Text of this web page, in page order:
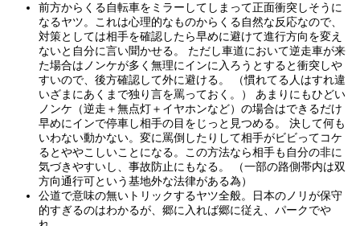
前方からくる自転車をミラーしてしまって正面衝突しそうに
なるヤツ。これは心理的なものからくる自然な反応なので、
対策としては相手を確認したら早めに避けて進行方向を変え
ないと自分に言い聞かせる。 ただし車道において逆走車が来
た場合はノンケが多く無理にインに入ろうとすると衝突しや
すいので、後方確認して外に避ける。 （慣れてる人はすれ違
いざまにあくまで独り言を罵っておく。） あまりにもひどい
ノンケ（逆走＋無点灯＋イヤホンなど）の場合はできるだけ
早めにインで停車し相手の目をじっと見つめる。 決して何も
いわない動かない。変に罵倒したりして相手がビビってコケ
るとややこしいことになる。この方法なら相手も自分の非に
気づきやすいし、事故防止にもなる。 （一部の路側帯内は双
方向通行可という基地外な法律がある為）
公道で意味の無いトリックするヤツ全般。日本のノリが保守
的すぎるのはわかるが、郷に入れば郷に従え、パークでや